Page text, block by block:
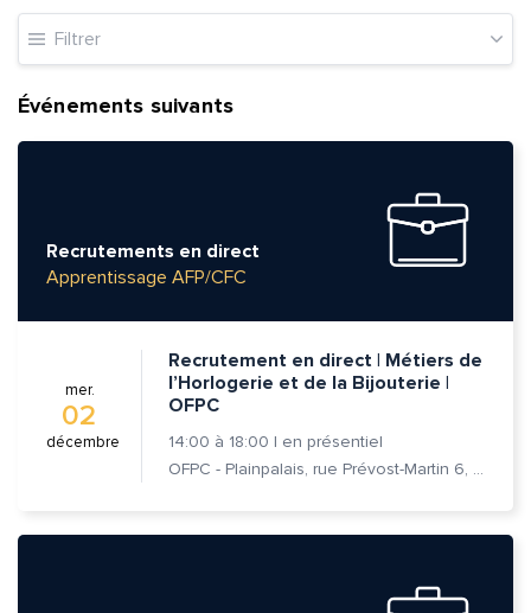
Filtrer
Événements suivants
Recrutements en direct
Apprentissage AFP/CFC
mer.
02
décembre
Recrutement en direct | Métiers de
l’Horlogerie et de la Bijouterie |
OFPC
14:00 à 18:00 | en présentiel
OFPC - Plainpalais, rue Prévost-Martin 6, 1205 Genève